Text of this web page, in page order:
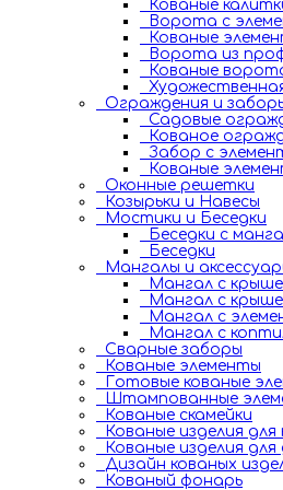
Кованые
Ворота с
Кованые
Ворота из
Кованые
Ограждения и
Садовые
Кованое
Забор с
Кованые
Оконные решетки
Козырьки и Навесы
Мостики и Беседки
Беседки с
Беседки
Мангалы и
Мангал с
Мангал с
Мангал с
Мангал с
Сварные заборы
Кованые элементы
Готовые кованые
Штампованные
Кованые скамейки
Кованые изделия для
Кованые изделия для
Дизайн кованых
Кованый фонарь